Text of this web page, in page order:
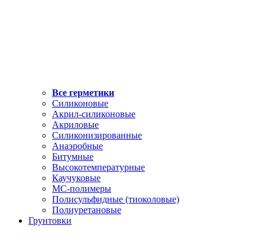
Все герметики
Силиконовые
Акрил-силиконовые
Акриловые
Силиконизированные
Анаэробные
Битумные
Высокотемпературные
Каучуковые
МС-полимеры
Полисульфидные (тиоколовые)
Полиуретановые
Грунтовки